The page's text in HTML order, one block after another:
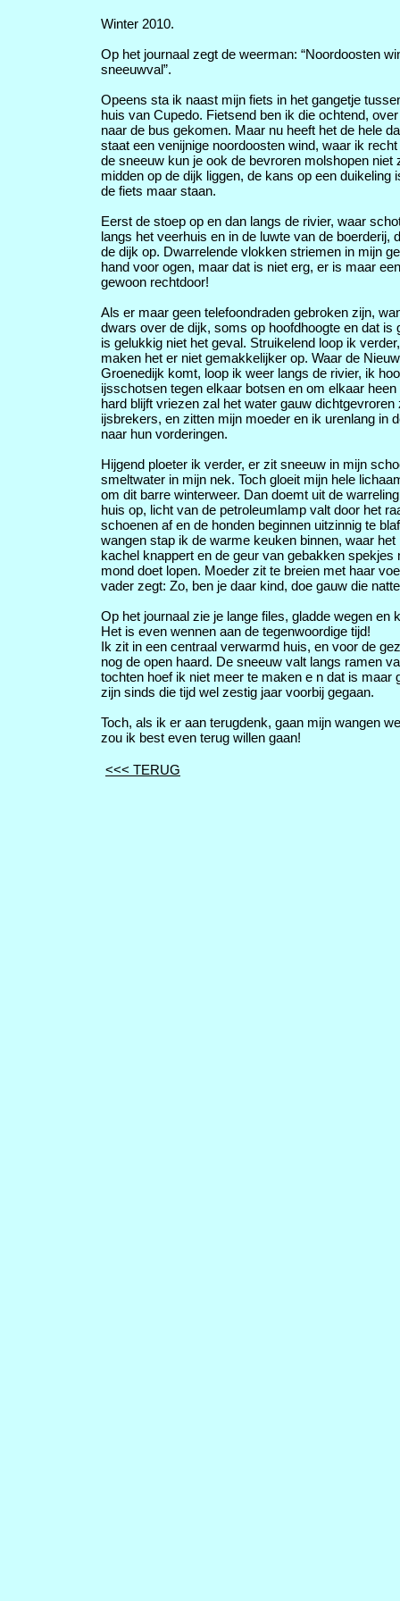
Winter 2010.
Op het journaal zegt de weerman: “Noordoosten
sneeuwval”.
Opeens sta ik naast mijn fiets in het gangetje
huis van Cupedo. Fietsend ben ik die ochtend,
naar de bus gekomen. Maar nu heeft het de hele
staat een venijnige noordoosten wind, waar ik
de sneeuw kun je ook de bevroren molshopen niet
midden op de dijk liggen, de kans op een duikeling
de fiets maar staan.
Eerst de stoep op en dan langs de rivier, waar
langs het veerhuis en in de luwte van de boerderij,
de dijk op. Dwarrelende vlokken striemen in mijn
hand voor ogen, maar dat is niet erg, er is maar
gewoon rechtdoor!
Als er maar geen telefoondraden gebroken zijn,
dwars over de dijk, soms op hoofdhoogte en dat is
is gelukkig niet het geval. Struikelend loop ik
maken het er niet gemakkelijker op. Waar de
Groenedijk komt, loop ik weer langs de rivier, ik
ijsschotsen tegen elkaar botsen en om elkaar
hard blijft vriezen zal het water gauw
ijsbrekers, en zitten mijn moeder en ik urenlang in
naar hun vorderingen.
Hijgend ploeter ik verder, er zit sneeuw in mijn
smeltwater in mijn nek. Toch gloeit mijn hele
om dit barre winterweer. Dan doemt uit de
huis op, licht van de petroleumlamp valt door het
schoenen af en de honden beginnen uitzinnig te
wangen stap ik de warme keuken binnen, waar het
kachel knappert en de geur van gebakken spekjes
mond doet lopen. Moeder zit te breien met haar
vader zegt: Zo, ben je daar kind, doe gauw die
Op het journaal zie je lange files, gladde wegen en
Het is even wennen aan de tegenwoordige tijd!
Ik zit in een centraal verwarmd huis, en voor de
nog de open haard. De sneeuw valt langs ramen
tochten hoef ik niet meer te maken e n dat is maar
zijn sinds die tijd wel zestig jaar voorbij gegaan.
Toch, als ik er aan terugdenk, gaan mijn wangen
zou ik best even terug willen gaan!
<<< TERUG